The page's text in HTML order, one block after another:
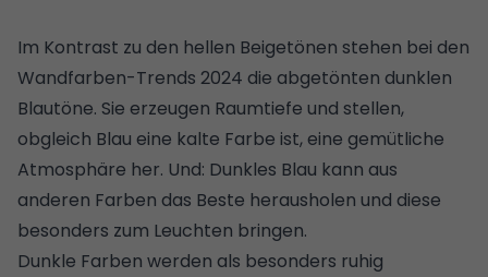
Im Kontrast zu den hellen Beigetönen stehen bei den
Wandfarben-Trends 2024 die abgetönten dunklen
Blautöne. Sie erzeugen Raumtiefe und stellen,
obgleich Blau eine kalte Farbe ist, eine gemütliche
Atmosphäre her. Und: Dunkles Blau kann aus
anderen Farben das Beste herausholen und diese
besonders zum Leuchten bringen.
Dunkle Farben werden als besonders ruhig